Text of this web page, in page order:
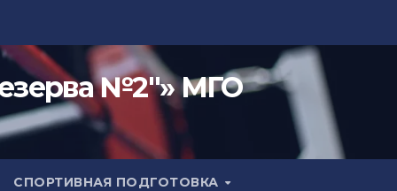
№2"» МГО
СПОРТИВНАЯ ПОДГОТОВКА